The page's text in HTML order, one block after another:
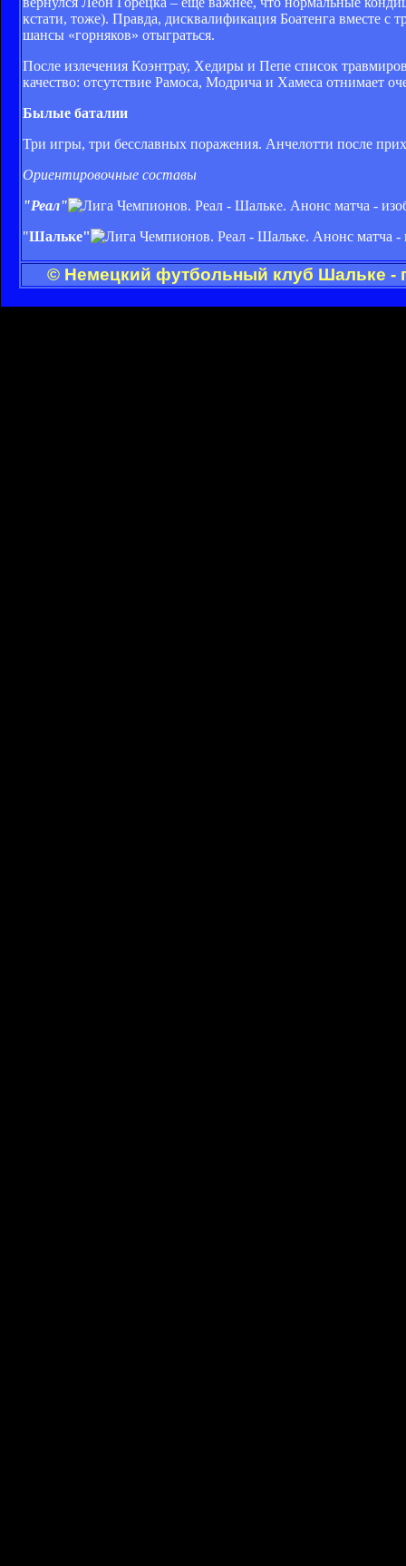
кстати, тоже). Правда, дисквалификация Боатенга вместе
шансы «горняков» отыграться.
После излечения Коэнтрау, Хедиры и Пепе список
качество: отсутствие Рамоса, Модрича и Хамеса отнимает
Былые баталии
Три игры, три бесславных поражения. Анчелотти после
Ориентировочные составы
"Реал"
"Шальке"
© Немецкий футбольный клуб Шальке -